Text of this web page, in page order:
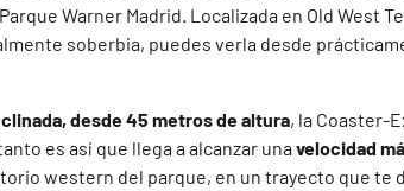
Warner Madrid. Localizada en Old West
soberbia, puedes verla desde
desde 45 metros de altura, la Coaster-
es así que llega a alcanzar unavelocidad
western del parque, en un trayecto que te